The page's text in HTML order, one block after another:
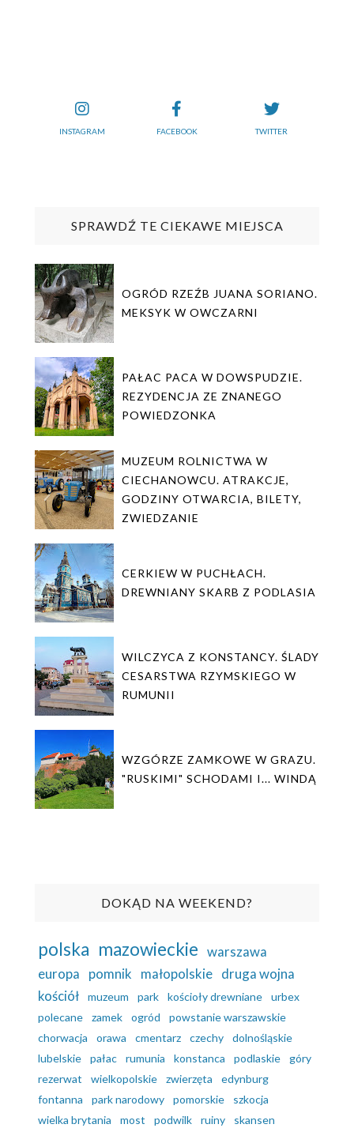
INSTAGRAM FACEBOOK TWITTER
SPRAWDŹ TE CIEKAWE MIEJSCA
OGRÓD RZEŹB JUANA SORIANO.
MEKSYK W OWCZARNI
PAŁAC PACA W DOWSPUDZIE.
REZYDENCJA ZE ZNANEGO
POWIEDZONKA
MUZEUM ROLNICTWA W
CIECHANOWCU. ATRAKCJE,
GODZINY OTWARCIA, BILETY,
ZWIEDZANIE
CERKIEW W PUCHŁACH.
DREWNIANY SKARB Z PODLASIA
WILCZYCA Z KONSTANCY. ŚLADY
CESARSTWA RZYMSKIEGO W
RUMUNII
WZGÓRZE ZAMKOWE W GRAZU.
"RUSKIMI" SCHODAMI I... WINDĄ
DOKĄD NA WEEKEND?
polska mazowieckie warszawa
europa
pomnik małopolskie druga wojna
kościół
muzeum park kościoły drewniane
urbex
polecane
zamek ogród
powstanie warszawskie
chorwacja
orawa cmentarz czechy
dolnośląskie
lubelskie
pałac rumunia konstanca podlaskie
góry
rezerwat
wielkopolskie zwierzęta
edynburg
fontanna
park narodowy pomorskie
szkocja
wielka brytania
most podwilk ruiny
skansen